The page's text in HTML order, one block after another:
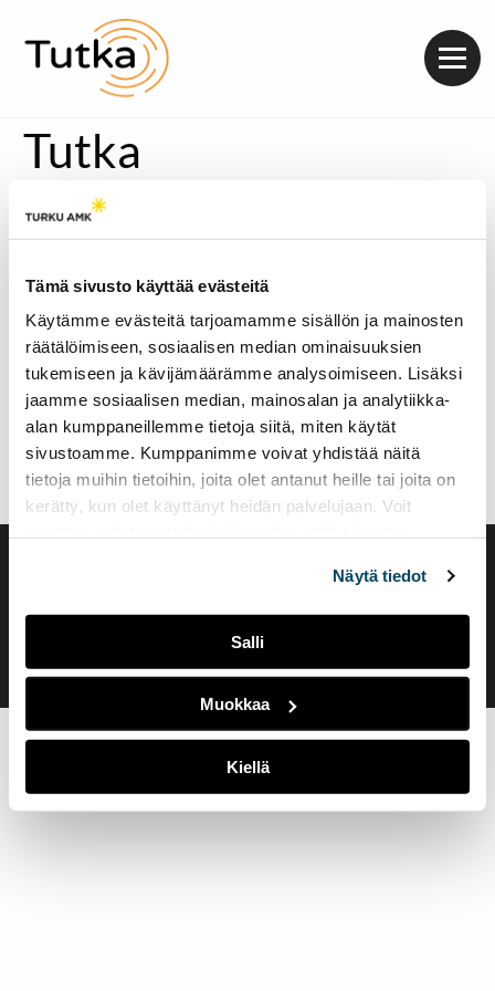
Tämä sivusto käyttää evästeitä
Käytämme evästeitä tarjoamamme sisällön ja mainosten
räätälöimiseen, sosiaalisen median ominaisuuksien
tukemiseen ja kävijämäärämme analysoimiseen. Lisäksi
jaamme sosiaalisen median, mainosalan ja analytiikka-
alan kumppaneillemme tietoja siitä, miten käytät
sivustoamme. Kumppanimme voivat yhdistää näitä
tietoja muihin tietoihin, joita olet antanut heille tai joita on
kerätty, kun olet käyttänyt heidän palvelujaan. Voit
Näytä tiedot
Salli
Muokkaa
Kiellä
Tutka